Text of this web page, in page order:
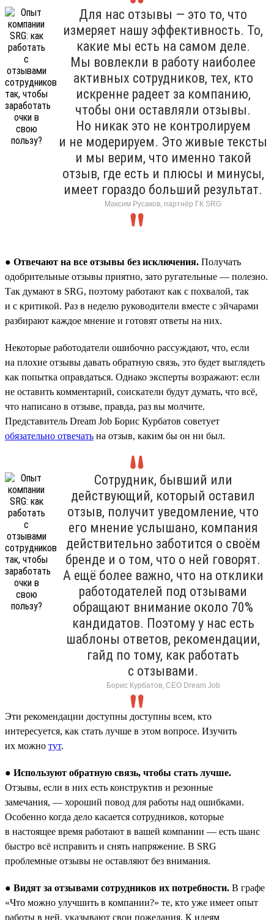
Для нас отзывы — это то, что
измеряет нашу эффективность. То,
какие мы есть на самом деле.
Мы вовлекли в работу наиболее
активных сотрудников, тех, кто
искренне радеет за компанию,
чтобы они оставляли отзывы.
Но никак это не контролируем
и не модерируем. Это живые тексты
и мы верим, что именно такой
отзыв, где есть и плюсы и минусы,
имеет гораздо больший результат.
Максим Русаков, партнёр ГК SRG
● Отвечают на все отзывы без исключения. Получать
одобрительные отзывы приятно, зато ругательные — полезно.
Так думают в SRG, поэтому работают как с похвалой, так
и с критикой. Раз в неделю руководители вместе с эйчарами
разбирают каждое мнение и готовят ответы на них.
Некоторые работодатели ошибочно рассуждают, что, если
на плохие отзывы давать обратную связь, это будет выглядеть
как попытка оправдаться. Однако эксперты возражают: если
не оставить комментарий, соискатели будут думать, что всё,
что написано в отзыве, правда, раз вы молчите.
Представитель Dream Job Борис Курбатов советует
обязательно отвечать на отзыв, каким бы он ни был.
Сотрудник, бывший или
действующий, который оставил
отзыв, получит уведомление, что
его мнение услышано, компания
действительно заботится о своём
бренде и о том, что о ней говорят.
А ещё более важно, что на отклики
работодателей под отзывами
обращают внимание около 70%
кандидатов. Поэтому у нас есть
шаблоны ответов, рекомендации,
гайд по тому, как работать
с отзывами.
Борис Курбатов, CEO Dream Job
Эти рекомендации доступны доступны всем, кто
интересуется, как стать лучше в этом вопросе. Изучить
их можно тут.
● Используют обратную связь, чтобы стать лучше.
Отзывы, если в них есть конструктив и резонные
замечания, — хороший повод для работы над ошибками.
Особенно когда дело касается сотрудников, которые
в настоящее время работают в вашей компании — есть шанс
быстро всё исправить и снять напряжение. В SRG
проблемные отзывы не оставляют без внимания.
● Видят за отзывами сотрудников их потребности. В графе
«Что можно улучшить в компании?» те, кто уже имеет опыт
работы в ней, указывают свои пожелания. К идеям